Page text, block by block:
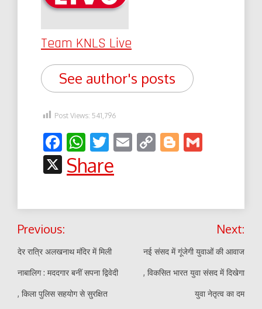
Team KNLS Live
See author's posts
Post Views: 541,796
Facebook
WhatsApp
Twitter
EmailCopyBlogger
X
Share
Post
navigation
Previous:
देर रात्रि अलखनाथ मंदिर में मिली
नाबालिग : मददगार बनीं सपना द्विवेदी
, किला पुलिस सहयोग से सुरक्षित
Next:
नई संसद में गूंजेगी युवाओं की आवाज
, विकसित भारत युवा संसद में दिखेगा
युवा नेतृत्व का दम